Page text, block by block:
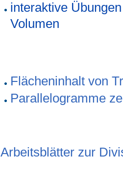
interaktive
Volumen
Flächeninhalt von
Parallelogramme
Arbeitsblätter zur